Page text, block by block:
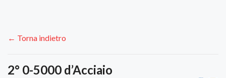
← Torna indietro
2° 0-5000 d’Acciaio